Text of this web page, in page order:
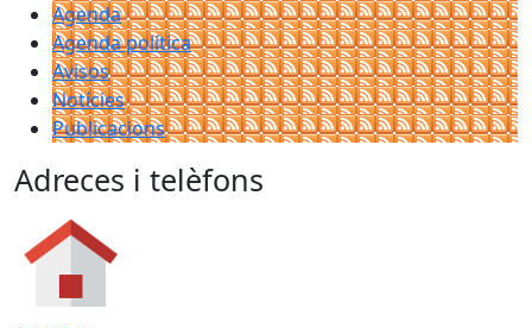
Agenda
Agenda política
Avisos
Notícies
Publicacions
Adreces i telèfons